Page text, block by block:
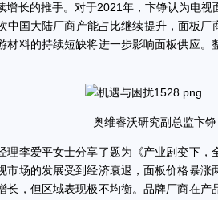
增长的推手。对于2021年，卞铮认为电
中国大陆厂商产能占比继续提升，面板
材料的持续短缺将进一步影响面板供应。
奥维睿沃研究副总监卞铮
李爱平女士分享了题为《产业剧变下，
市场的发展受到经济衰退，面板价格暴涨
长，但区域表现极不均衡。品牌厂商在产